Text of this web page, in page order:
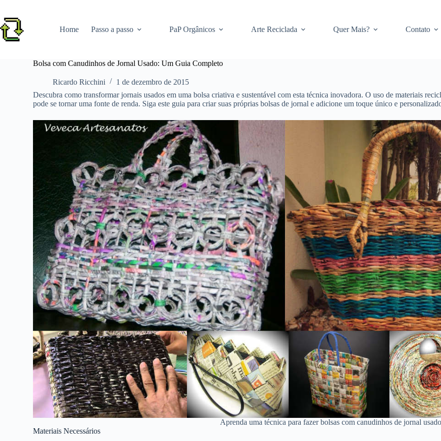
conteúdo
Home Passo a passo PaP Orgânicos Arte Reciclada Quer Mais? Contato
Bolsa com Canudinhos de Jornal Usado: Um Guia Completo
Ricardo Ricchini
1 de dezembro de 2015
Descubra como transformar jornais usados em uma bolsa criativa e sustentável com esta técnica inovadora. O uso de materiais
pode se tornar uma fonte de renda. Siga este guia para criar suas próprias bolsas de jornal e adicione um toque único e
Aprenda uma técnica para fazer bolsas com canudinhos de jornal usado
Materiais Necessários